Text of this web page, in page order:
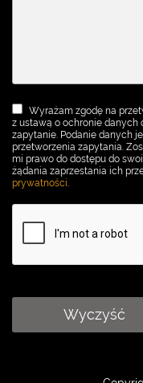
Wyrażam zgodę na
z ustawą o ochronie
zapytanie. Podanie danych
przetworzenia zapytania.
mi prawo do dostępu do
żądania zaprzestania ich
prywatności.
Wyczyść